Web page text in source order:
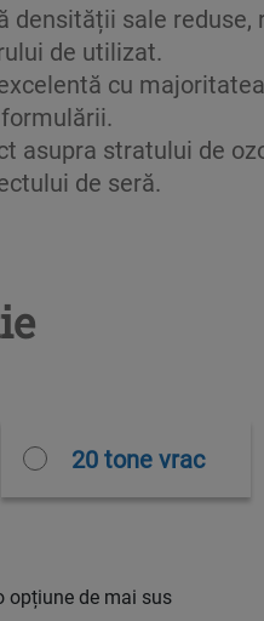
densității sale reduse,
de utilizat.
cu
asupra stratului de
de seră.
20 tone vrac
opțiune de mai sus